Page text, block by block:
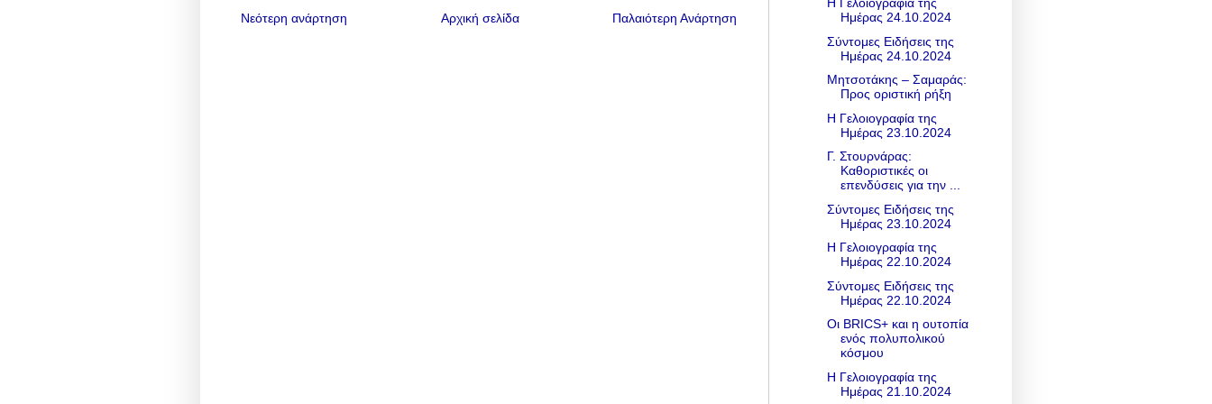
Νεότερη ανάρτηση Παλαιότερη Ανάρτηση
Αρχική σελίδα
Η Γελοιογραφία της
Ημέρας 24.10.2024
Σύντομες Ειδήσεις της
Ημέρας 24.10.2024
Μητσοτάκης – Σαμαράς:
Προς οριστική ρήξη
Η Γελοιογραφία της
Ημέρας 23.10.2024
Γ. Στουρνάρας:
Καθοριστικές οι
επενδύσεις για την ...
Σύντομες Ειδήσεις της
Ημέρας 23.10.2024
Η Γελοιογραφία της
Ημέρας 22.10.2024
Σύντομες Ειδήσεις της
Ημέρας 22.10.2024
Οι BRICS+ και η ουτοπία
ενός πολυπολικού
κόσμου
Η Γελοιογραφία της
Ημέρας 21.10.2024